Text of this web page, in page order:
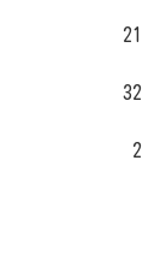
21
32
2